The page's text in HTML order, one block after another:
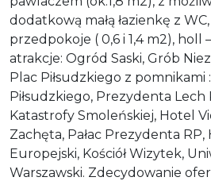
dodatkową małą łazienkę z
przedpokoje ( 0,6 i 1,4 m2), holl
atrakcje: Ogród Saski, Grób
Plac Piłsudzkiego z pomnikami :
Piłsudzkiego, Prezydenta Lech
Katastrofy Smoleńskiej, Hotel
Zachęta, Pałac Prezydenta
Europejski, Kościół Wizytek,
Warszawski. Zdecydowanie